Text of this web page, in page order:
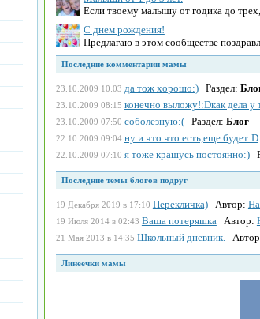
Если твоему малышу от годика до
С днем рождения!
Предлагаю в этом сообществе
Последние комментарии мамы
23.10.2009 10:03 да тож хорошо:)Раздел:
23.10.2009 08:15 конечно выложу!:Dкак дела у
23.10.2009 07:50 соболезную:(Раздел: Блог
22.10.2009 09:04 ну и что что есть,еще будет:D
22.10.2009 07:10 я тоже крашусь постоянно:)
Последние темы блогов подруг
19 Декабря 2019 в 17:10 Перекличка)Автор:
19 Июля 2014 в 02:43 Ваша потеряшкаАвтор:
21 Мая 2013 в 14:35 Школьный дневник.
Линеечки мамы